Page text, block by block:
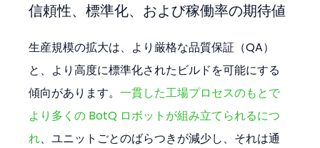
信頼性、標準化、および稼働率の期待値
生産規模の拡大は、より厳格な品質保証（QA）
と、より高度に標準化されたビルドを可能にする
傾向があります。一貫した工場プロセスのもとで
より多くの BotQ ロボットが組み立てられるにつ
れ、ユニットごとのばらつきが減少し、それは通